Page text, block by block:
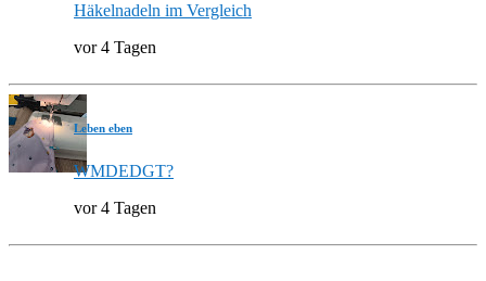
Häkelnadeln im Vergleich
vor 4 Tagen
Leben eben
WMDEDGT?
vor 4 Tagen